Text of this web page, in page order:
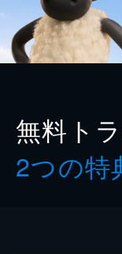
無料ト
2つの特